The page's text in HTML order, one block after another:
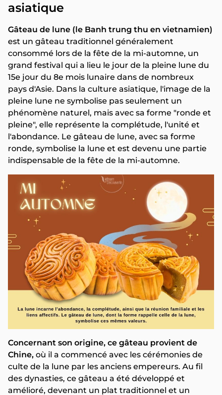
asiatique
Gâteau de lune (le Banh trung thu en vietnamien)
est un gâteau traditionnel généralement
consommé lors de la fête de la mi-automne, un
grand festival qui a lieu le jour de la pleine lune du
15e jour du 8e mois lunaire dans de nombreux
pays d'Asie. Dans la culture asiatique, l'image de la
pleine lune ne symbolise pas seulement un
phénomène naturel, mais avec sa forme "ronde et
pleine", elle représente la complétude, l'unité et
l'abondance. Le gâteau de lune, avec sa forme
ronde, symbolise la lune et est devenu une partie
indispensable de la fête de la mi-automne.
Concernant son origine, ce gâteau provient de
Chine, où il a commencé avec les cérémonies de
culte de la lune par les anciens empereurs. Au fil
des dynasties, ce gâteau a été développé et
amélioré, devenant un plat traditionnel et un